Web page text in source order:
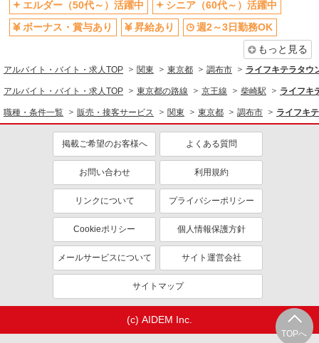
TOPへ
エルダー（50代～）活躍中
シニア（60代～）活躍中
ボーナス・賞与あり
昇給あり
週2～3日勤務OK
もっと見る
アルバイト・バイト・求人TOP 関東 東京都 調布市 ライフキテラタウ
アルバイト・バイト・求人TOP 東京都の路線 京王線 柴崎駅 ライフキ
職種・条件一覧 販売・接客サービス 関東 東京都 調布市 ライフキ
掲載ご希望のお客様へ よくある質問
お問い合わせ 利用規約
リンクについて プライバシーポリシー
Cookieポリシー 個人情報保護方針
メールサービスについて サイト運営会社
サイトマップ
(c) AIDEM Inc.